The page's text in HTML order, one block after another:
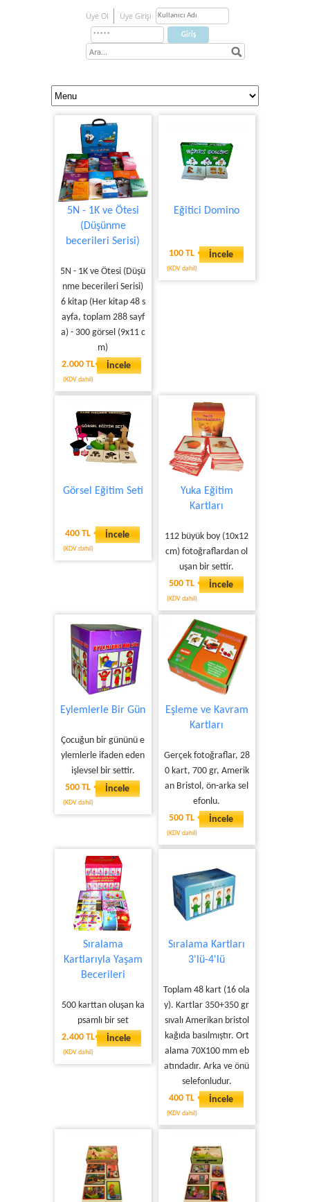
Üye Ol Üye Girişi
5N - 1K ve Ötesi
(Düşünme
becerileri Serisi)
5N - 1K ve Ötesi (Düşü
nme becerileri Serisi)
6 kitap (Her kitap 48 s
ayfa, toplam 288 sayf
a) - 300 görsel (9x11 c
m)
2.000 TL
(KDV dahil)
İncele
Eğitici Domino
100 TL
(KDV dahil)
İncele
Görsel Eğitim Seti
400 TL
(KDV dahil)
İncele
Yuka Eğitim
Kartları
112 büyük boy (10x12
cm) fotoğraflardan ol
uşan bir settir.
500 TL
(KDV dahil)
İncele
Eylemlerle Bir Gün
Çocuğun bir gününü e
ylemlerle ifaden eden
işlevsel bir settir.
500 TL
(KDV dahil)
İncele
Eşleme ve Kavram
Kartları
Gerçek fotoğraflar, 28
0 kart, 700 gr, Amerik
an Bristol, ön-arka sel
efonlu.
500 TL
(KDV dahil)
İncele
Sıralama
Kartlarıyla Yaşam
Becerileri
500 karttan oluşan ka
psamlı bir set
2.400 TL
(KDV dahil)
İncele
Sıralama Kartları
3'lü-4'lü
Toplam 48 kart (16 ola
y). Kartlar 350+350 gr
sıvalı Amerikan bristol
kağıda basılmıştır. Ort
alama 70X100 mm eb
atındadır. Arka ve önü
selefonludur.
400 TL
(KDV dahil)
İncele